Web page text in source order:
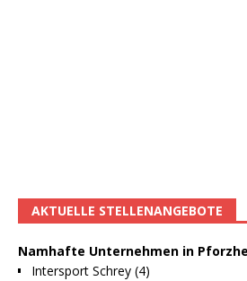
AKTUELLE STELLENANGEBOTE
Namhafte Unternehmen in
Intersport Schrey (4)